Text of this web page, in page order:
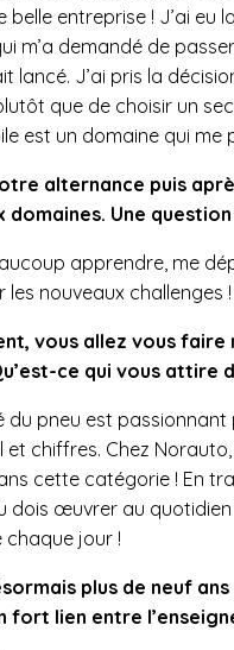
belle entreprise ! J’ai
m’a demandé de
lancé. J’ai pris la
que de choisir un
est un domaine qui me
alternance puis
domaines. Une
apprendre, me
les nouveaux challenges !
vous allez vous
ce qui vous attire
du pneu est
et chiffres. Chez
cette catégorie ! En
dois œuvrer au
chaque jour !
plus de neuf
fort lien entre